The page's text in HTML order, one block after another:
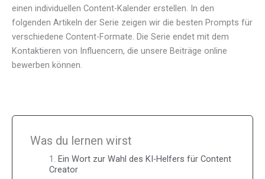
einen individuellen Content-Kalender erstellen. In den
folgenden Artikeln der Serie zeigen wir die besten Prompts für
verschiedene Content-Formate. Die Serie endet mit dem
Kontaktieren von Influencern, die unsere Beiträge online
bewerben können.
Was du lernen wirst
Ein Wort zur Wahl des KI-Helfers für Content
Creator